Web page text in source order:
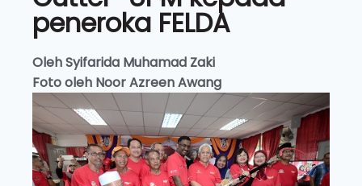
peneroka FELDA
Oleh Syifarida Muhamad Zaki
Foto oleh Noor Azreen Awang